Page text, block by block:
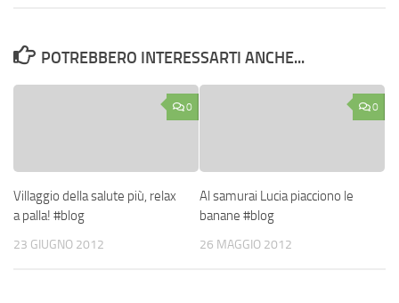
POTREBBERO INTERESSARTI ANCHE...
0
Villaggio della salute più, relax
a palla! #blog
23 GIUGNO 2012
0
Al samurai Lucia piacciono le
banane #blog
26 MAGGIO 2012